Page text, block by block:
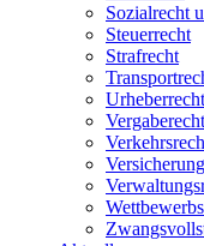
Sozialrecht
Steuerrecht
Strafrecht
Vergaberecht